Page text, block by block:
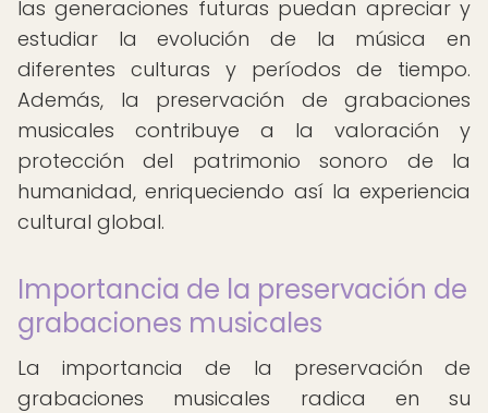
las generaciones futuras puedan apreciar y
estudiar la evolución de la música en
diferentes culturas y períodos de tiempo.
Además, la preservación de grabaciones
musicales contribuye a la valoración y
protección del patrimonio sonoro de la
humanidad, enriqueciendo así la experiencia
cultural global.
Importancia de la preservación de
grabaciones musicales
La importancia de la preservación de
grabaciones musicales radica en su